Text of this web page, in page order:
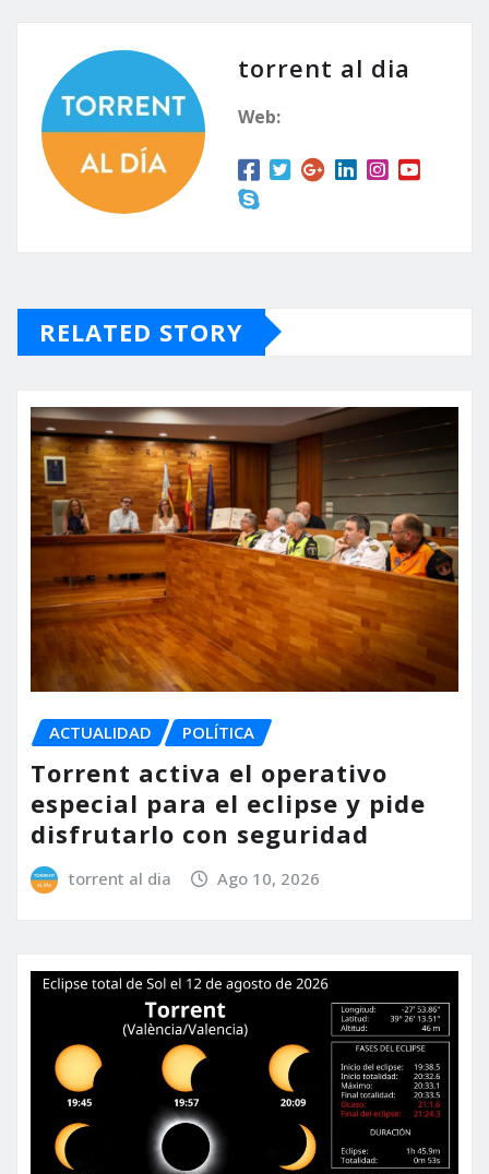
torrent al dia
Web:
RELATED STORY
ACTUALIDAD POLÍTICA
Torrent activa el operativo
especial para el eclipse y pide
disfrutarlo con seguridad
torrent al dia Ago 10, 2026